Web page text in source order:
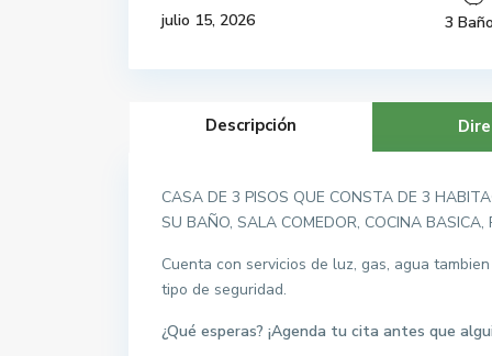
julio 15, 2026
3
Descripción
CASA DE 3 PISOS QUE CONSTA DE 3
SU BAÑO, SALA COMEDOR, COCINA BASICA,
Cuenta con servicios de luz, gas, agua
tipo de seguridad.
¿Qué esperas? ¡Agenda tu cita antes que